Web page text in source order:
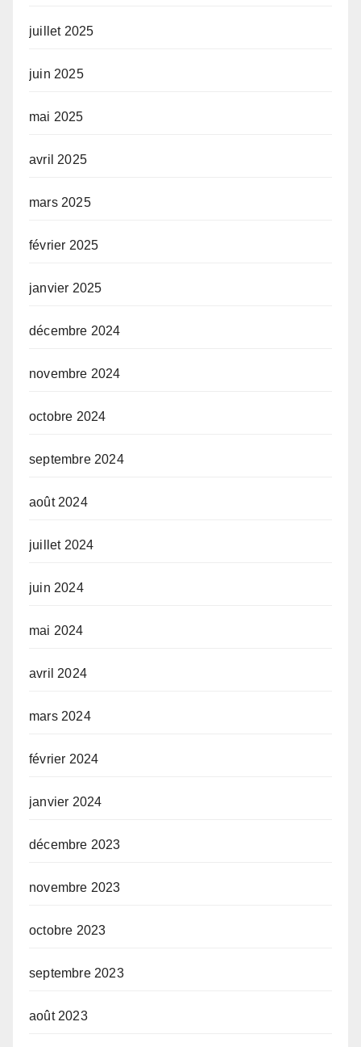
juillet 2025
juin 2025
mai 2025
avril 2025
mars 2025
février 2025
janvier 2025
décembre 2024
novembre 2024
octobre 2024
septembre 2024
août 2024
juillet 2024
juin 2024
mai 2024
avril 2024
mars 2024
février 2024
janvier 2024
décembre 2023
novembre 2023
octobre 2023
septembre 2023
août 2023